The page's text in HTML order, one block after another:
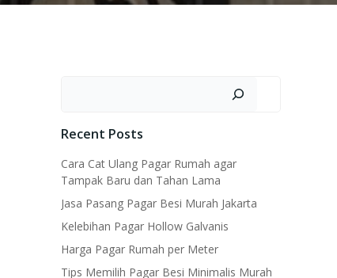
Recent Posts
Cara Cat Ulang Pagar Rumah agar
Tampak Baru dan Tahan Lama
Jasa Pasang Pagar Besi Murah Jakarta
Kelebihan Pagar Hollow Galvanis
Harga Pagar Rumah per Meter
Tips Memilih Pagar Besi Minimalis Murah